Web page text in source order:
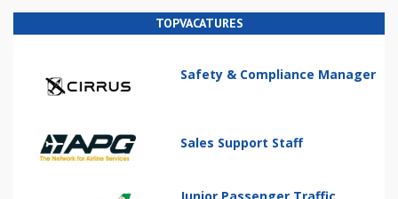
TOPVACATURES
Safety & Compliance Manager
Sales Support Staff
Junior Passenger Traffic